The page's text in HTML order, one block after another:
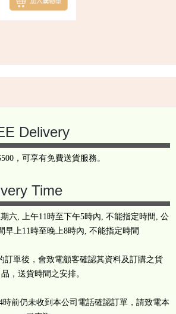
Delivery
，可享有免費送貨服務。
Time
六, 上午11時至下午5時內, 不能指定時間, 公
早上11時至晚上8時內, 不能指定時間
訂單後，會致電顧客確認其資料及訂購之貨
品，送貨時間之安排。
時前仍未收到本公司電話確認訂單，請致電本